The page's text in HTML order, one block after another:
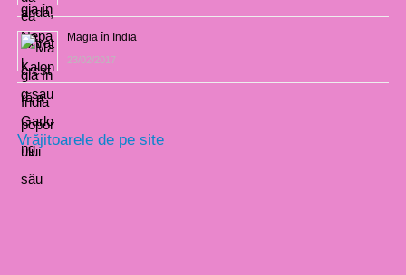
Magia în India
23/02/2017
Vrăjitoarele de pe site